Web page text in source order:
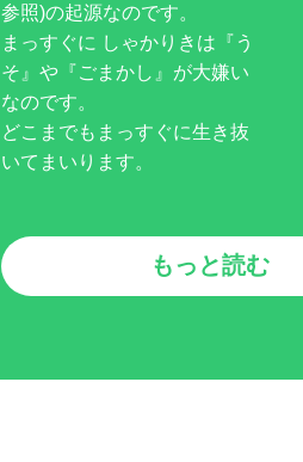
参照)の起源なのです。
まっすぐに しゃかりきは『う
そ』や『ごまかし』が大嫌い
なのです。
どこまでもまっすぐに生き抜
いてまいります。
もっと読む